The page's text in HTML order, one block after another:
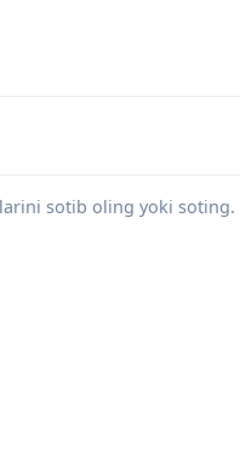
sotib oling yoki